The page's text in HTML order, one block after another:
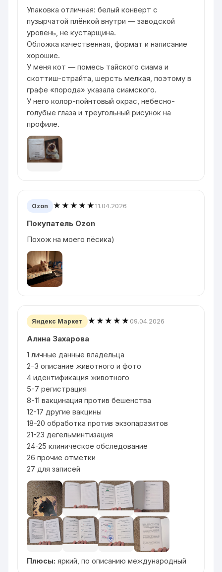
Упаковка отличная: белый конверт с
пузырчатой плёнкой внутри — заводской
уровень, не кустарщина.
Обложка качественная, формат и написание
хорошие.
У меня кот — помесь тайского сиама и
скоттиш-страйта, шерсть мелкая, поэтому в
графе «порода» указала сиамского.
У него колор-пойнтовый окрас, небесно-
голубые глаза и треугольный рисунок на
профиле.
Ozon ★★★★★11.04.2026
Покупатель Ozon
Похож на моего пёсика)
Яндекс Маркет ★★★★★ 09.04.2026
Алина Захарова
1 личные данные владельца
2-3 описание животного и фото
4 идентификация животного
5-7 регистрация
8-11 вакцинация против бешенства
12-17 другие вакцины
18-20 обработка против экзопаразитов
21-23 дегельминтизация
24-25 клиническое обследование
26 прочие отметки
27 для записей
Плюсы: яркий, по описанию международный